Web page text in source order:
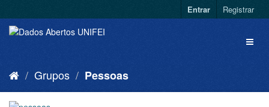
Entrar Registrar
Grupos Pessoas